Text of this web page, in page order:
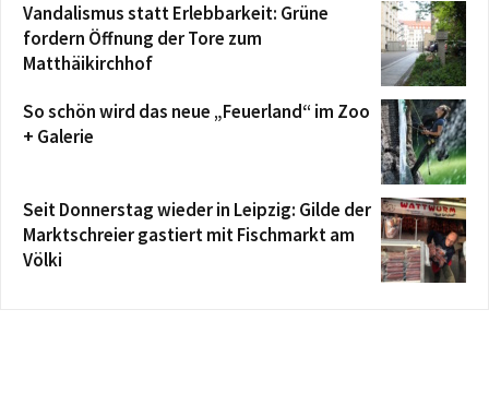
Vandalismus statt Erlebbarkeit: Grüne
fordern Öffnung der Tore zum
Matthäikirchhof
So schön wird das neue „Feuerland“ im Zoo
+ Galerie
Seit Donnerstag wieder in Leipzig: Gilde der
Marktschreier gastiert mit Fischmarkt am
Völki